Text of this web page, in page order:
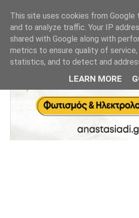
This site uses cookies from
and to analyze traffic. Your IP
shared with Google along with
metrics to ensure quality of service,
statistics, and to detect and
LEARN MORE